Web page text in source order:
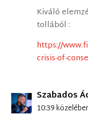
Kiváló
tollából :
https://
crisis-of-
Szabados
10:39